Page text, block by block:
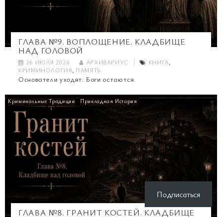
ГЛАВА №9. ВОПЛОЩЕНИЕ. КЛАДБИЩЕ
НАД ГОЛОВОЙ
26 ИЮЛЯ 2026 АРХИВАРИУС КНИГА,
КРИМИНОЛОГИЯ, ПАМЯТЬ
Основатели уходят. Боги остаются.
Криминальные Традиции Прикладная История
ГЛАВА №8. ГРАНИТ КОСТЕЙ. КЛАДБИЩЕ
Подписаться